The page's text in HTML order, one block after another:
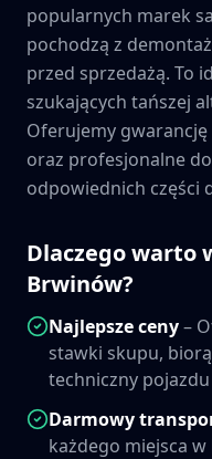
popularnych marek
pochodzą z
przed sprzedażą. To
szukających tańszej
Oferujemy
oraz profesjonalne
odpowiednich części
Dlaczego warto
Brwinów?
Najlepsze ceny–
stawki skupu,
techniczny
Darmowy
każdego miejsca w